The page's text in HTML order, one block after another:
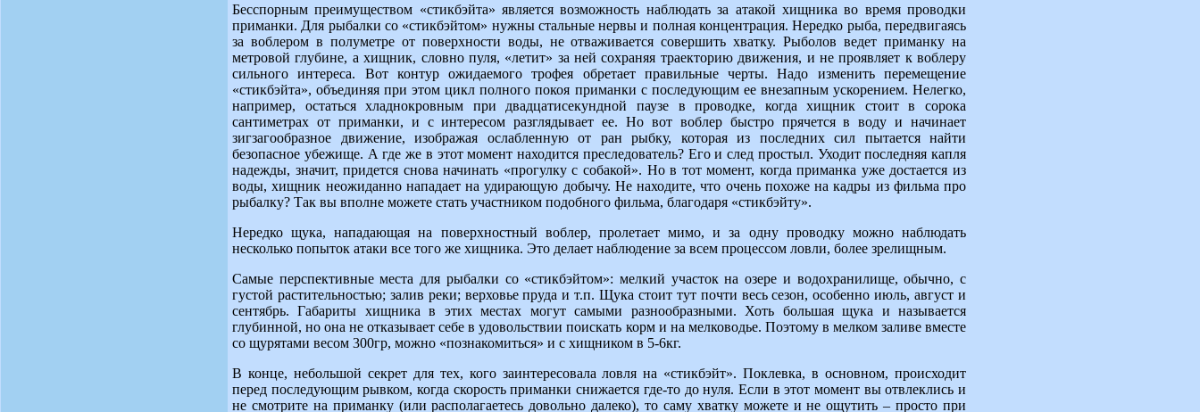
Бесспорным преимуществом «стикбэйта» является возможность наблюдать за атакой хищника во время проводки
приманки. Для рыбалки со «стикбэйтом» нужны стальные нервы и полная концентрация. Нередко рыба, передвигаясь
за воблером в полуметре от поверхности воды, не отваживается совершить хватку. Рыболов ведет приманку на
метровой глубине, а хищник, словно пуля, «летит» за ней сохраняя траекторию движения, и не проявляет к воблеру
сильного интереса. Вот контур ожидаемого трофея обретает правильные черты. Надо изменить перемещение
«стикбэйта», объединяя при этом цикл полного покоя приманки с последующим ее внезапным ускорением. Нелегко,
например, остаться хладнокровным при двадцатисекундной паузе в проводке, когда хищник стоит в сорока
сантиметрах от приманки, и с интересом разглядывает ее. Но вот воблер быстро прячется в воду и начинает
зигзагообразное движение, изображая ослабленную от ран рыбку, которая из последних сил пытается найти
безопасное убежище. А где же в этот момент находится преследователь? Его и след простыл. Уходит последняя капля
надежды, значит, придется снова начинать «прогулку с собакой». Но в тот момент, когда приманка уже достается из
воды, хищник неожиданно нападает на удирающую добычу. Не находите, что очень похоже на кадры из фильма про
рыбалку? Так вы вполне можете стать участником подобного фильма, благодаря «стикбэйту».
Нередко щука, нападающая на поверхностный воблер, пролетает мимо, и за одну проводку можно наблюдать
несколько попыток атаки все того же хищника. Это делает наблюдение за всем процессом ловли, более зрелищным.
Самые перспективные места для рыбалки со «стикбэйтом»: мелкий участок на озере и водохранилище, обычно, с
густой растительностью; залив реки; верховье пруда и т.п. Щука стоит тут почти весь сезон, особенно июль, август и
сентябрь. Габариты хищника в этих местах могут самыми разнообразными. Хоть большая щука и называется
глубинной, но она не отказывает себе в удовольствии поискать корм и на мелководье. Поэтому в мелком заливе вместе
со щурятами весом 300гр, можно «познакомиться» и с хищником в 5-6кг.
В конце, небольшой секрет для тех, кого заинтересовала ловля на «стикбэйт». Поклевка, в основном, происходит
перед последующим рывком, когда скорость приманки снижается где-то до нуля. Если в этот момент вы отвлеклись и
не смотрите на приманку (или располагаетесь довольно далеко), то саму хватку можете и не ощутить – просто при